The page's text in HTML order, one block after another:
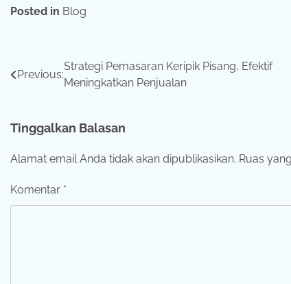
Posted in Blog
Navigasi
Previous:
Strategi Pemasaran Keripik Pisang, Efektif
Meningkatkan Penjualan
Tinggalkan Balasan
Alamat email Anda tidak akan dipublikasikan. Ruas
Komentar *